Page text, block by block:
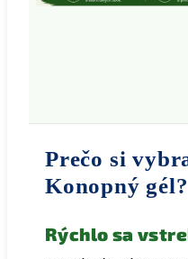
Prečo si
Konopný gél?
Rýchlo sa